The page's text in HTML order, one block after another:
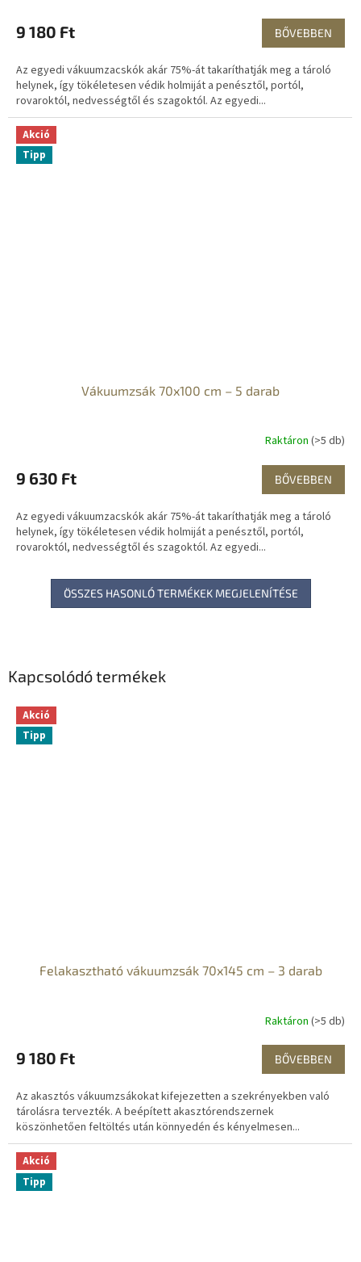
Kapcsolódó termékek
Akció
Tipp
Felakasztható vákuumzsák 70x145 cm – 3 darab
Raktáron (>5 db)
9 180 Ft BŐVEBBEN
Az akasztós vákuumzsákokat kifejezetten a szekrényekben való
tárolásra tervezték. A beépített akasztórendszernek
köszönhetően feltöltés után könnyedén és kényelmesen...
Akció
Tipp
9 180 Ft BŐVEBBEN
Az egyedi vákuumzacskók akár 75%-át takaríthatják meg a tároló
helynek, így tökéletesen védik holmiját a penésztől, portól,
rovaroktól, nedvességtől és szagoktól. Az egyedi...
Akció
Tipp
Vákuumzsák 70x100 cm – 5 darab
Raktáron (>5 db)
9 630 Ft BŐVEBBEN
Az egyedi vákuumzacskók akár 75%-át takaríthatják meg a tároló
helynek, így tökéletesen védik holmiját a penésztől, portól,
rovaroktól, nedvességtől és szagoktól. Az egyedi...
ÖSSZES HASONLÓ TERMÉKEK MEGJELENÍTÉSE